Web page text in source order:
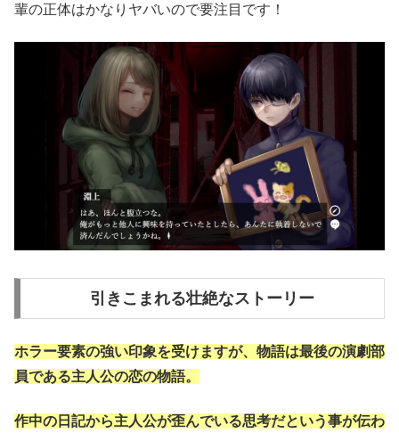
輩の正体はかなりヤバいので要注目です！
引きこまれる壮絶なストーリー
ホラー要素の強い印象を受けますが、物語は最後の演劇部
員である主人公の恋の物語。
作中の日記から主人公が歪んでいる思考だという事が伝わ